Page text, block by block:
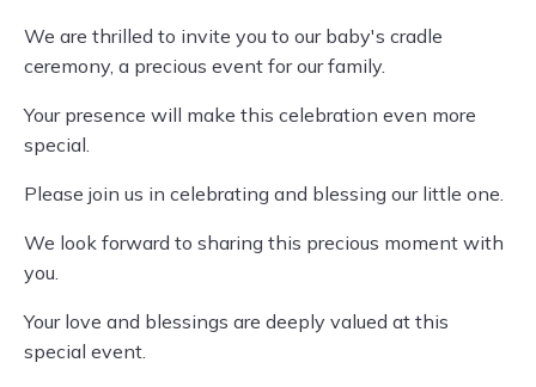
We are thrilled to invite you to our baby's cradle
ceremony, a precious event for our family.
Your presence will make this celebration even more
special.
Please join us in celebrating and blessing our little one.
We look forward to sharing this precious moment with
you.
Your love and blessings are deeply valued at this
special event.